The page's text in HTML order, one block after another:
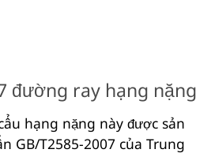
đường ray hạng nặng
hạng nặng này được sản
GB/T2585-2007 của Trung